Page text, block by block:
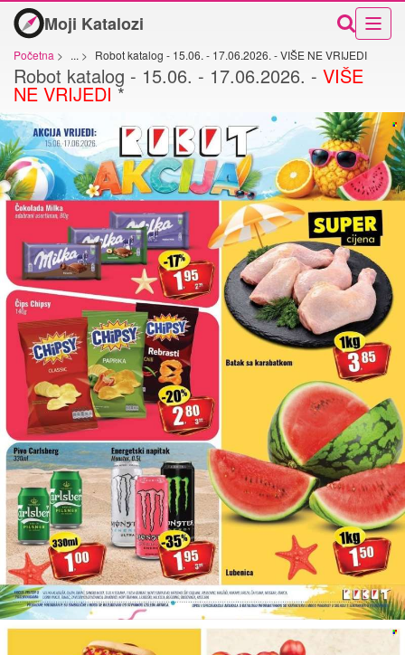
Moji Katalozi
Početna > ... > Robot katalog - 15.06. - 17.06.2026. - VIŠE NE VRIJEDI
Robot katalog - 15.06. - 17.06.2026. - VIŠE
NE VRIJEDI *